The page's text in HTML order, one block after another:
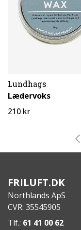
Lundhags
Lædervoks
210 kr
FRILUFT.DK
Northlands ApS
CVR: 35545905
Tlf.: 61 41 00 62